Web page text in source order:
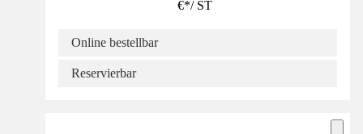
€*/ ST
Online bestellbar
Reservierbar